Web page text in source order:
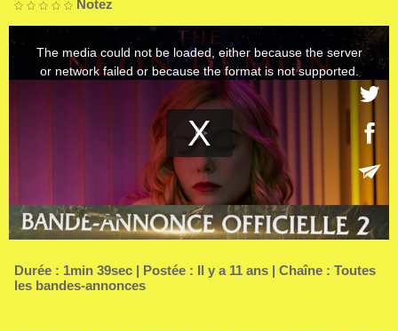
Notez
Durée : 1min 39sec | Postée : Il y a 11 ans | Chaîne : Toutes
les bandes-annonces